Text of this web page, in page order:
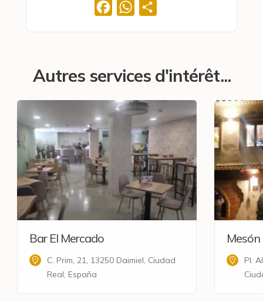
FacebookWhatsApp
Autres services d'intérêt...
Bar El Mercado
C. Prim, 21, 13250 Daimiel, Ciudad
Real, España
Pl.